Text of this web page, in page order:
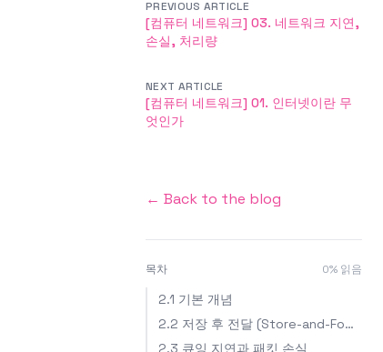
PREVIOUS ARTICLE
[컴퓨터 네트워크] 03. 네트워크 지연,
손실, 처리량
NEXT ARTICLE
[컴퓨터 네트워크] 01. 인터넷이란 무
엇인가
← Back to the blog
목차 0% 읽음
2.1 기본 개념
2.2 저장 후 전달 (Store-and-Forward Transmission)
2.3 큐잉 지연과 패킷 손실